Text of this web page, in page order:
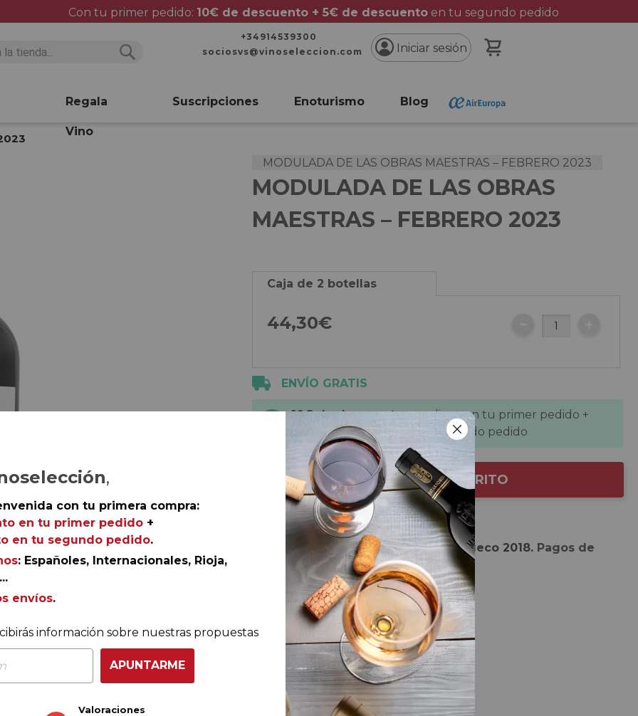
Con tu primer pedido: 10€ de descuento + 5€ de descuentoen tu segundo pedido
+34914539300
sociosvs@vinoseleccion.com
Iniciar sesión
Regala
Vino
Suscripciones Enoturismo Blog
Ref. 22302M0
MODULADA DE LAS OBRAS MAESTRAS – FEBRERO 2023
MODULADA DE LAS OBRAS
MAESTRAS – FEBRERO 2023
Caja de 2 botellas
44,30€
ENVÍO GRATIS
10€ de descuentose aplican en tu primer pedido +
5€ de descuento
en tu segundo pedido
AÑADIR AL CARRITO
Productos de la selección
2 botellas dePagos de Anguix Barrueco 2018. Pagos de
Anguix. D.O. Ribera del Duero.
,
con tu primera compra:
en tu primer pedido+
en tu segundo pedido.
: Españoles, Internacionales, Rioja,
envíos.
información sobre nuestras propuestas
APUNTARME
Valoraciones